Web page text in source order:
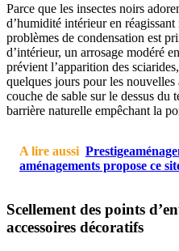
Parce que les insectes noirs
d’humidité intérieur en
problèmes de condensation est
d’intérieur, un arrosage modéré
prévient l’apparition des
quelques jours pour les
couche de sable sur le dessus du
barrière naturelle empêchant la
A lire aussi
aménagements propose ce
Scellement des points
accessoires décoratifs